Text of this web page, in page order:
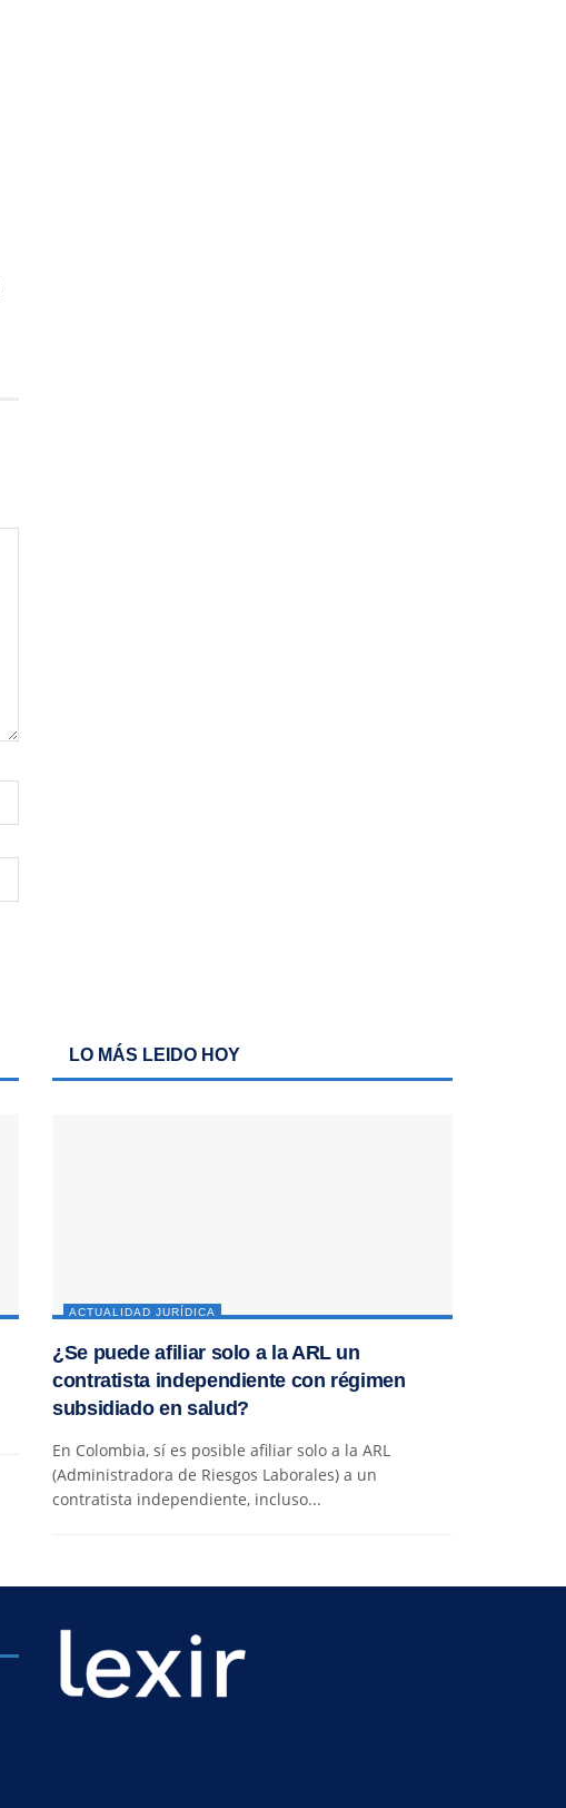
LO MÁS LEIDO HOY
ACTUALIDAD JURÍDICA
¿Se puede afiliar solo a la ARL un
contratista independiente con régimen
subsidiado en salud?
En Colombia, sí es posible afiliar solo a la ARL
(Administradora de Riesgos Laborales) a un
contratista independiente, incluso...